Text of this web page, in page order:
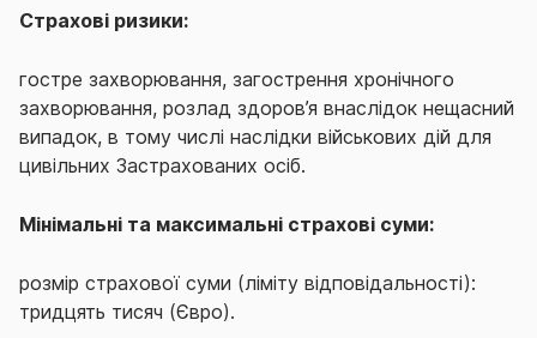
Страхові ризики:
гостре захворювання, загострення хронічного
захворювання, розлад здоров’я внаслідок нещасний
випадок, в тому числі наслідки військових дій для
цивільних Застрахованих осіб.
Мінімальні та максимальні страхові суми:
розмір страхової суми (ліміту відповідальності):
тридцять тисяч (Євро).